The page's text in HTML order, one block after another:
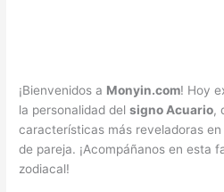
¡Bienvenidos a Monyin.com! Hoy
la personalidad delsigno Acuario,
características más reveladoras
de pareja. ¡Acompáñanos en esta
zodiacal!